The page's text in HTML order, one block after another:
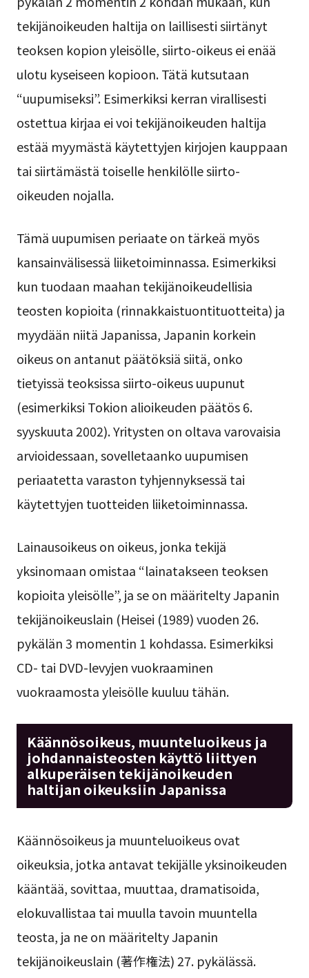
tekijänoikeuden haltija on laillisesti siirtänyt
teoksen kopion yleisölle, siirto-oikeus ei enää
ulotu kyseiseen kopioon. Tätä kutsutaan
“uupumiseksi”. Esimerkiksi kerran virallisesti
ostettua kirjaa ei voi tekijänoikeuden haltija
estää myymästä käytettyjen kirjojen kauppaan
tai siirtämästä toiselle henkilölle siirto-
oikeuden nojalla.
Tämä uupumisen periaate on tärkeä myös
kansainvälisessä liiketoiminnassa. Esimerkiksi
kun tuodaan maahan tekijänoikeudellisia
teosten kopioita (rinnakkaistuontituotteita) ja
myydään niitä Japanissa, Japanin korkein
oikeus on antanut päätöksiä siitä, onko
tietyissä teoksissa siirto-oikeus uupunut
(esimerkiksi Tokion alioikeuden päätös 6.
syyskuuta 2002). Yritysten on oltava varovaisia
arvioidessaan, sovelletaanko uupumisen
periaatetta varaston tyhjennyksessä tai
käytettyjen tuotteiden liiketoiminnassa.
Lainausoikeus on oikeus, jonka tekijä
yksinomaan omistaa “lainatakseen teoksen
kopioita yleisölle”, ja se on määritelty Japanin
tekijänoikeuslain (Heisei (1989) vuoden 26.
pykälän 3 momentin 1 kohdassa. Esimerkiksi
CD- tai DVD-levyjen vuokraaminen
vuokraamosta yleisölle kuuluu tähän.
Käännösoikeus, muunteluoikeus ja
johdannaisteosten käyttö liittyen
alkuperäisen tekijänoikeuden
haltijan oikeuksiin Japanissa
Käännösoikeus ja muunteluoikeus ovat
oikeuksia, jotka antavat tekijälle yksinoikeuden
kääntää, sovittaa, muuttaa, dramatisoida,
elokuvallistaa tai muulla tavoin muuntella
teosta, ja ne on määritelty Japanin
tekijänoikeuslain (著作権法) 27. pykälässä.